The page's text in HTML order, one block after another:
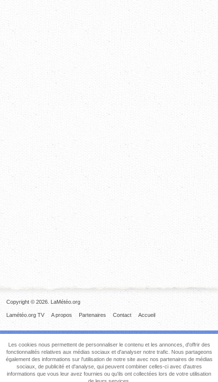
Copyright © 2026. LaMétéo.org
Accueil
Contact
Partenaires
A propos
Lamétéo.org TV
Les cookies nous permettent de personnaliser le contenu et les annonces, d'offrir des
fonctionnalités relatives aux médias sociaux et d'analyser notre trafic. Nous partageons
également des informations sur l'utilisation de notre site avec nos partenaires de médias
sociaux, de publicité et d'analyse, qui peuvent combiner celles-ci avec d'autres
informations que vous leur avez fournies ou qu'ils ont collectées lors de votre utilisation